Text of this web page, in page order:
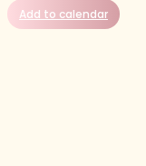
Add to calendar